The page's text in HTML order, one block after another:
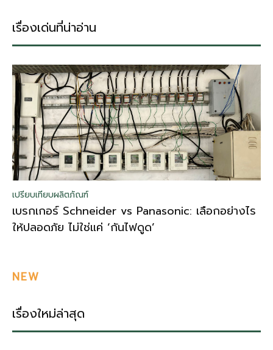
เรื่องเด่นที่น่าอ่าน
เปรียบเทียบผลิตภัณฑ์
เบรกเกอร์ Schneider vs Panasonic: เลือกอย่างไร
ให้ปลอดภัย ไม่ใช่แค่ ‘กันไฟดูด’
NEW
เรื่องใหม่ล่าสุด